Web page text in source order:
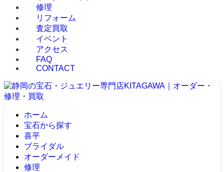
修理
リフォーム
査定買取
イベント
アクセス
FAQ
CONTACT
ホーム
宝石から探す
喜平
ブライダル
オーダーメイド
修理